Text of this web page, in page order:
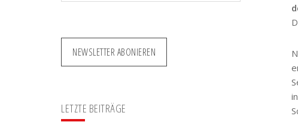
NEWSLETTER ABONIEREN
LETZTE BEITRÄGE